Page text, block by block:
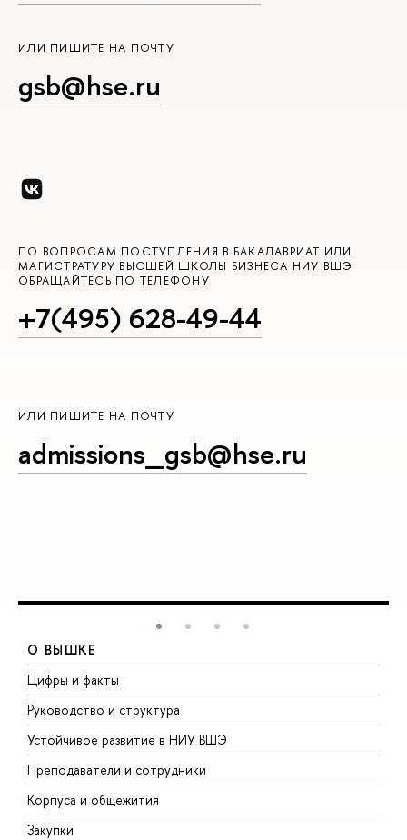
ИЛИ ПИШИТЕ НА ПОЧТУ
gsb@hse.ru
ПО ВОПРОСАМ ПОСТУПЛЕНИЯ В БАКАЛАВРИАТ ИЛИ
МАГИСТРАТУРУ ВЫСШЕЙ ШКОЛЫ БИЗНЕСА НИУ ВШЭ
ОБРАЩАЙТЕСЬ ПО ТЕЛЕФОНУ
+7(495) 628-49-44
ИЛИ ПИШИТЕ НА ПОЧТУ
admissions_gsb@hse.ru
О ВЫШКЕ
Цифры и факты
Руководство и структура
Устойчивое развитие в НИУ ВШЭ
Преподаватели и сотрудники
Корпуса и общежития
Закупки